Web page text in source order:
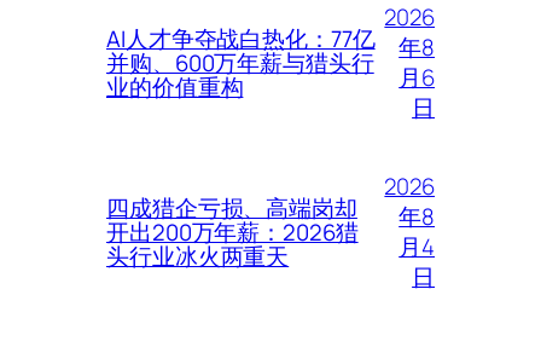
AI人才争夺战白热化：77亿
并购、600万年薪与猎头行
业的价值重构
2026
年8
月6
日
四成猎企亏损、高端岗却
开出200万年薪：2026猎
头行业冰火两重天
2026
年8
月4
日